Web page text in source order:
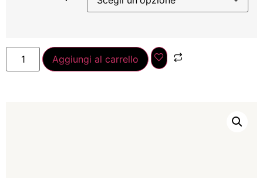
Aggiungi al carrello